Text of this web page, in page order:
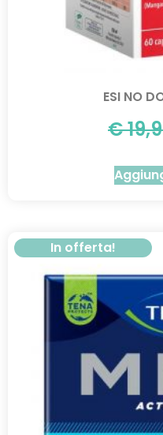
ESI NO
€
In offerta!